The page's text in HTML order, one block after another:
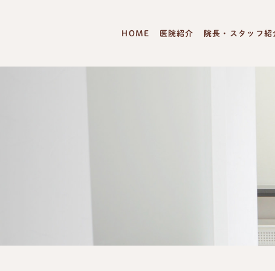
HOME 医院紹介 院長・スタッフ紹